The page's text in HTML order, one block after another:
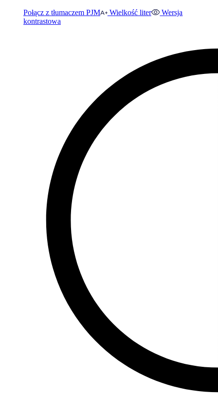
Połącz z tłumaczem PJM Wielkość liter
Wersja
kontrastowa